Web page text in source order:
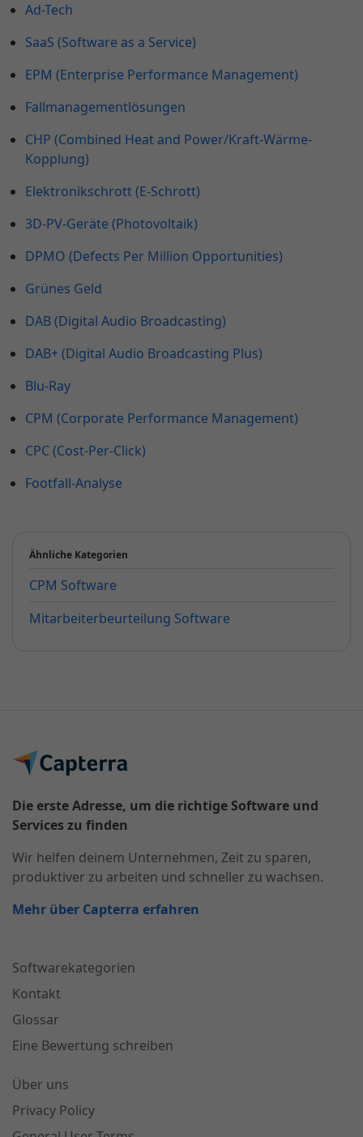
Ad-Tech
SaaS (Software as a Service)
EPM (Enterprise Performance Management)
Fallmanagementlösungen
CHP (Combined Heat and Power/Kraft-Wärme-
Kopplung)
Elektronikschrott (E-Schrott)
3D-PV-Geräte (Photovoltaik)
DPMO (Defects Per Million Opportunities)
Grünes Geld
DAB (Digital Audio Broadcasting)
DAB+ (Digital Audio Broadcasting Plus)
Blu-Ray
CPM (Corporate Performance Management)
CPC (Cost-Per-Click)
Footfall-Analyse
Ähnliche Kategorien
CPM Software
Mitarbeiterbeurteilung Software
Die erste Adresse, um die richtige Software und
Services zu finden
Wir helfen deinem Unternehmen, Zeit zu sparen,
produktiver zu arbeiten und schneller zu wachsen.
Mehr über Capterra erfahren
Softwarekategorien
Kontakt
Glossar
Eine Bewertung schreiben
Über uns
Privacy Policy